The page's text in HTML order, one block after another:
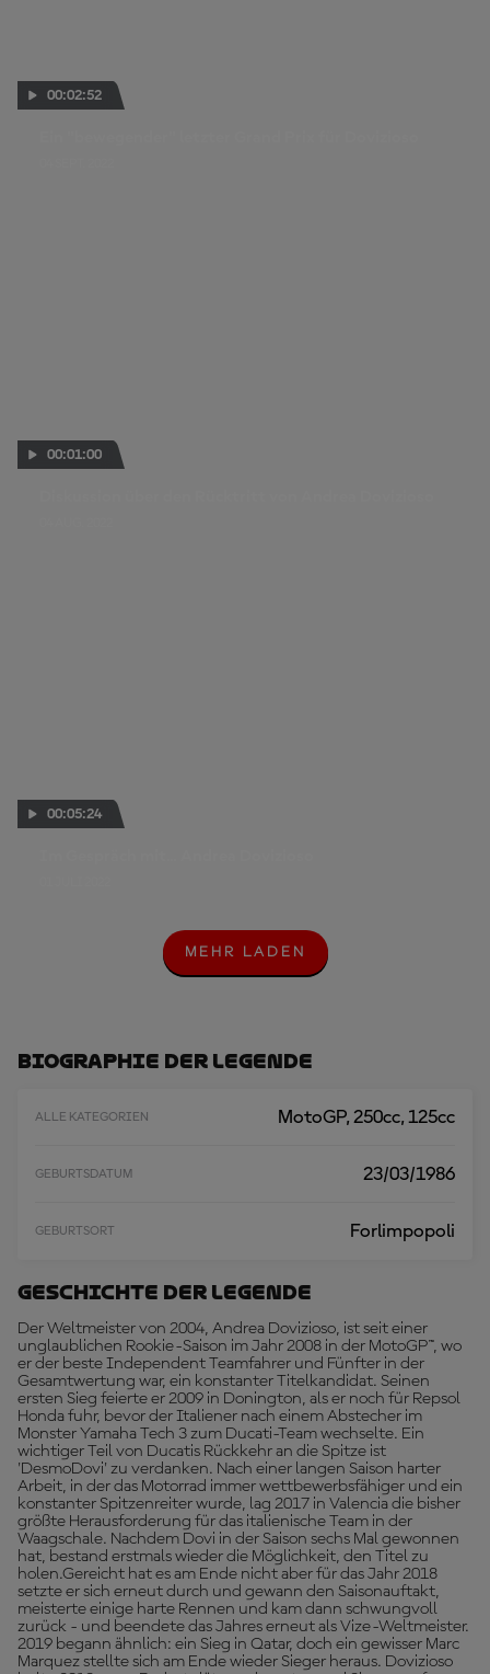
00:02:52
00:01:00
00:05:24
M
E
A
D
MEHR LADEN
Biographie Der Legende
ALLE KATEGORIEN MotoGP, 250cc, 125cc
GEBURTSDATUM 23/03/1986
GEBURTSORT Forlimpopoli
Geschichte Der Legende
Der Weltmeister von 2004, Andrea Dovizioso, ist seit einer
unglaublichen Rookie-Saison im Jahr 2008 in der MotoGP™, wo
er der beste Independent Teamfahrer und Fünfter in der
Gesamtwertung war, ein konstanter Titelkandidat. Seinen
ersten Sieg feierte er 2009 in Donington, als er noch für Repsol
Honda fuhr, bevor der Italiener nach einem Abstecher im
Monster Yamaha Tech 3 zum Ducati-Team wechselte. Ein
wichtiger Teil von Ducatis Rückkehr an die Spitze ist
'DesmoDovi' zu verdanken. Nach einer langen Saison harter
Arbeit, in der das Motorrad immer wettbewerbsfähiger und ein
konstanter Spitzenreiter wurde, lag 2017 in Valencia die bisher
größte Herausforderung für das italienische Team in der
Waagschale. Nachdem Dovi in der Saison sechs Mal gewonnen
hat, bestand erstmals wieder die Möglichkeit, den Titel zu
holen.Gereicht hat es am Ende nicht aber für das Jahr 2018
setzte er sich erneut durch und gewann den Saisonauftakt,
meisterte einige harte Rennen und kam dann schwungvoll
zurück - und beendete das Jahres erneut als Vize-Weltmeister.
2019 begann ähnlich: ein Sieg in Qatar, doch ein gewisser Marc
Marquez stellte sich am Ende wieder Sieger heraus. Dovizioso